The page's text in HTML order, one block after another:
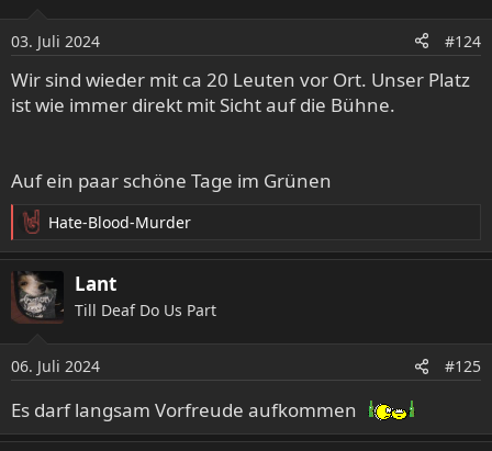
n
e
n
:
03. Juli 2024 #124
Wir sind wieder mit ca 20 Leuten vor Ort. Unser Platz
ist wie immer direkt mit Sicht auf die Bühne.
Auf ein paar schöne Tage im Grünen
R
e
a
k
t
n
n
:
Hate-Blood-Murder
Lant
Till Deaf Do Us Part
06. Juli 2024 #125
Es darf langsam Vorfreude aufkommen